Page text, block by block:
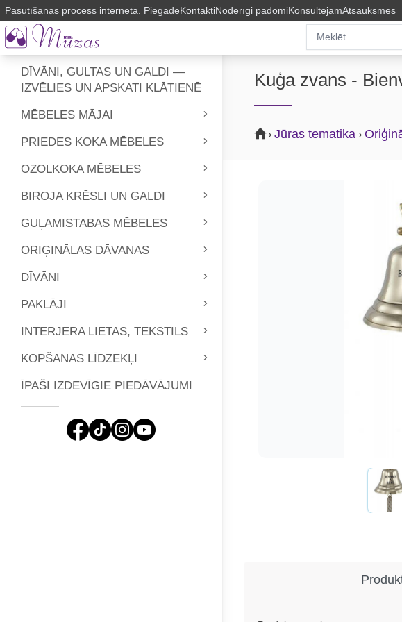
DĪVĀNI, GULTAS UN GALDI —
IZVĒLIES UN APSKATI KLĀTIENĒ
MĒBELES MĀJAI
PRIEDES KOKA MĒBELES
OZOLKOKA MĒBELES
BIROJA KRĒSLI UN GALDI
GUĻAMISTABAS MĒBELES
ORIĢINĀLAS DĀVANAS
DĪVĀNI
PAKLĀJI
INTERJERA LIETAS, TEKSTILS
KOPŠANAS LĪDZEKĻI
ĪPAŠI IZDEVĪGIE PIEDĀVĀJUMI
Pasūtīšanas process internetā. PiegādeKontaktiNoderīgi padomiKonsultējamAtsauksmes
Kuģa zvans -
› Jūras tematika ›